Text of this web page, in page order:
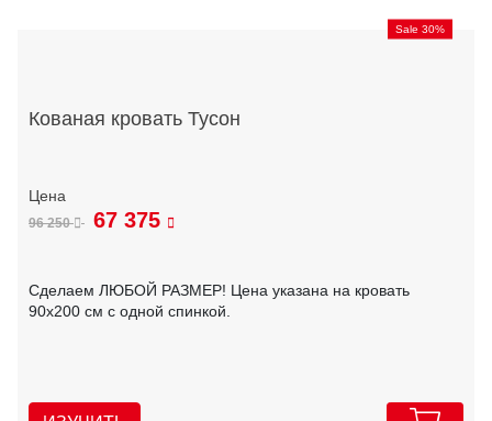
Sale 30%
Кованая кровать Тусон
96 250 67 375
Сделаем ЛЮБОЙ РАЗМЕР! Цена указана на кровать
90х200 см с одной спинкой.